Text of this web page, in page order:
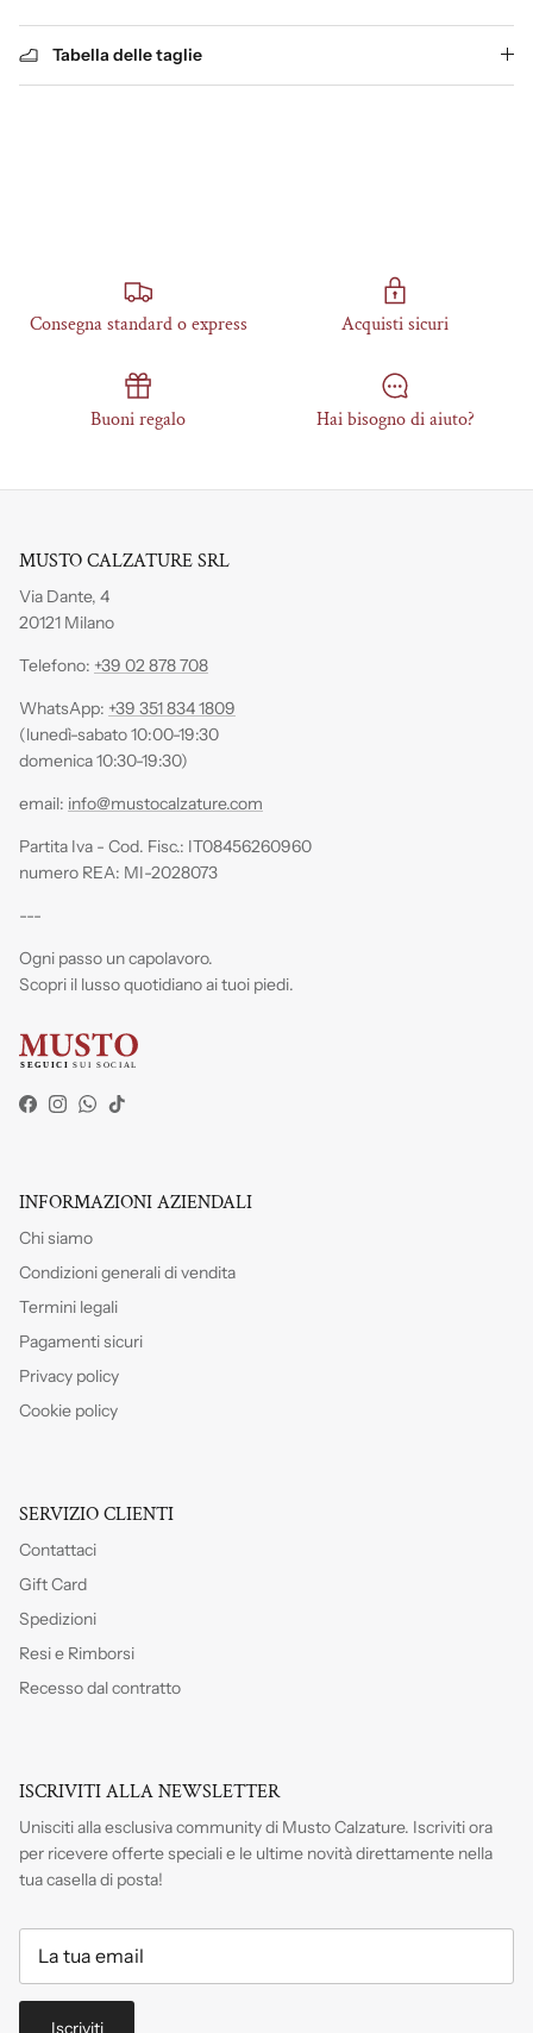
Tabella delle taglie
Consegna standard o express Acquisti sicuri
Buoni regalo Hai bisogno di aiuto?
MUSTO CALZATURE SRL
Via Dante, 4
20121 Milano
Telefono: +39 02 878 708
WhatsApp: +39 351 834 1809
(lunedì-sabato 10:00-19:30
domenica 10:30-19:30)
email: info@mustocalzature.com
Partita Iva - Cod. Fisc.: IT08456260960
numero REA: MI-2028073
---
Ogni passo un capolavoro.
Scopri il lusso quotidiano ai tuoi piedi.
Facebook
Instagram
WhatsApp
TikTok
INFORMAZIONI AZIENDALI
Chi siamo
Condizioni generali di vendita
Termini legali
Pagamenti sicuri
Privacy policy
Cookie policy
SERVIZIO CLIENTI
Contattaci
Gift Card
Spedizioni
Resi e Rimborsi
Recesso dal contratto
ISCRIVITI ALLA NEWSLETTER
Unisciti alla esclusiva community di Musto Calzature. Iscrivitiora
per ricevere offerte speciali e le ultime novità direttamente nella
tua casella di posta!
Iscriviti